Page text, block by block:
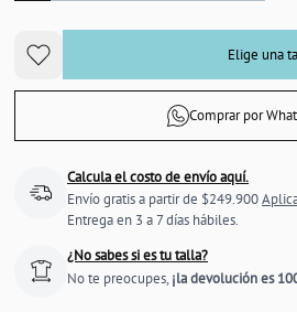
Elige una
Comprar por
Calcula el costo de envío aquí.
Envío gratis a partir de $249.900
Entrega en 3 a 7 días hábiles.
¿No sabes si es tu talla?
No te preocupes, ¡la devolución es